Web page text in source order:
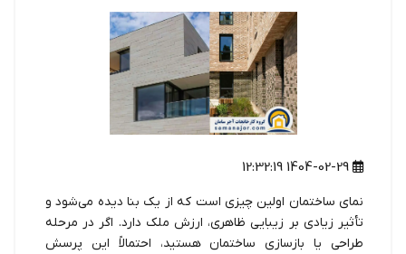
1404-02-29 12:32:19
نمای ساختمان اولین چیزی است که از یک بنا دیده می‌شود و
تأثیر زیادی بر زیبایی ظاهری، ارزش ملک دارد. اگر در مرحله
طراحی یا بازسازی ساختمان هستید، احتمالاً این پرسش